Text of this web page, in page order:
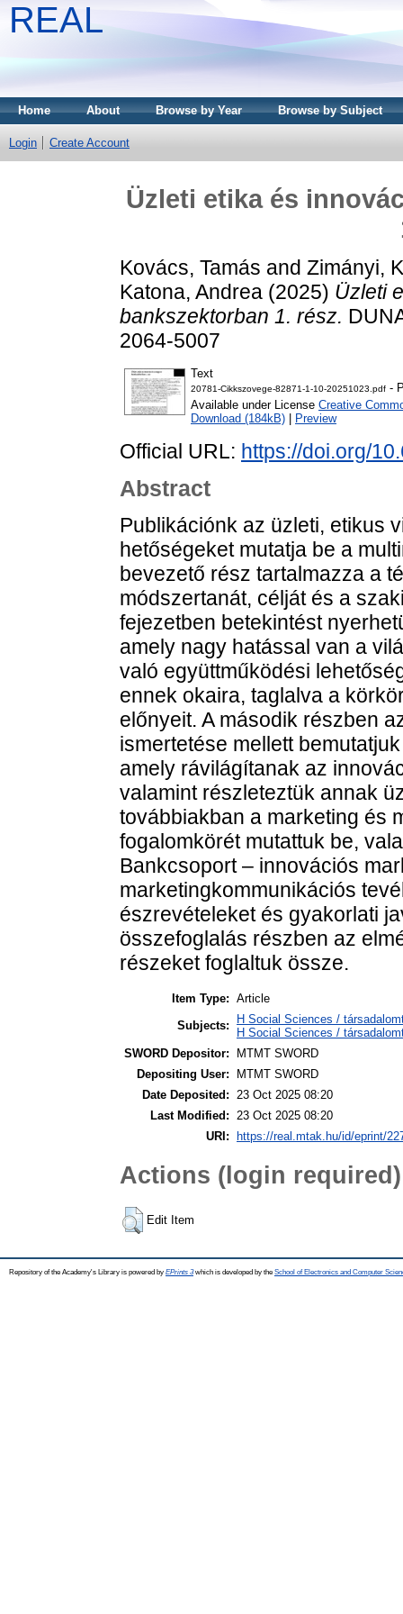
REAL
Home About Browse by Year Browse by Subject
Login Create Account
Üzleti etika és
Kovács, Tamás and Zimányi,
Katona, Andrea (2025) Üzleti
bankszektorban 1. rész.
2064-5007
Text
20781-Cikkszovege-82871-1-10-20251023.pdf -
Available under License Creative
Download (184kB)
Preview
Official URL: https://doi.org/
Abstract
Publikációnk az üzleti, etikus
hetőségeket mutatja be a
bevezető rész tartalmazza a
módszertanát, célját és a
fejezetben betekintést
amely nagy hatással van a
való együttműködési
ennek okaira, taglalva a
előnyeit. A második részben
ismertetése mellett
amely rá­világítanak az
valamint részle­teztük annak
továbbiakban a marketing és
fogalomkörét mutattuk be,
Bankcsoport – innovációs
marketingkommunikációs
észrevéte­leket és gyakorlati
összefoglalás részben az
részeket foglaltuk össze.
Item Type: Article
Subjects:
H Social Sciences /
H Social Sciences /
SWORD Depositor:
MTMT SWORD
Depositing User:
MTMT SWORD
Date Deposited:
23 Oct 2025 08:20
Last Modified:
23 Oct 2025 08:20
URI:
https://real.mtak.hu/id/eprint/
Actions (login required)
Edit Item
Repository of the Academy's Library is powered by EPrints 3which is developed by the School of Electronics and Computer